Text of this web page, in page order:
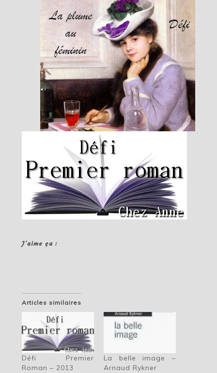
J’aime ça :
Articles similaires
Défi Premier
Roman – 2013
La belle image –
Arnaud Rykner